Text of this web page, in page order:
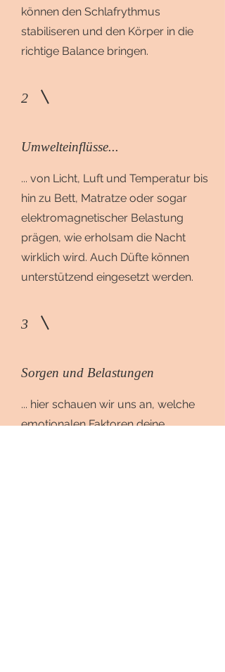
können den Schlafrythmus
stabiliseren und den Körper in die
richtige Balance bringen.
2
Umwelteinflüsse...
... von Licht, Luft und Temperatur bis
hin zu Bett, Matratze oder sogar
elektromagnetischer Belastung
prägen, wie erholsam die Nacht
wirklich wird. Auch Düfte können
unterstützend eingesetzt werden.
3
Sorgen und Belastungen
... hier schauen wir uns an, welche
emotionalen Faktoren deine